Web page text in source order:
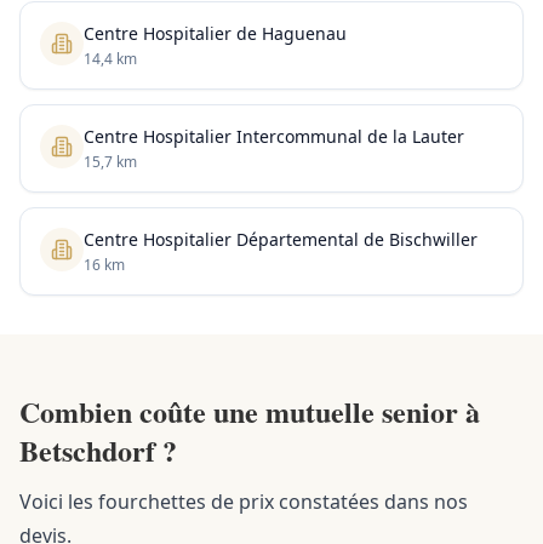
Centre Hospitalier de Haguenau
14,4 km
Centre Hospitalier Intercommunal de la Lauter
15,7 km
Centre Hospitalier Départemental de Bischwiller
16 km
Combien coûte une mutuelle senior à
Betschdorf ?
Voici les fourchettes de prix constatées dans nos
devis.